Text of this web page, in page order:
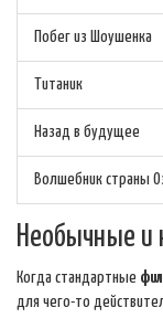
Побег из Шоушенка
Титаник
Назад в будущее
Волшебник страны
Необычные
Когда стандартные
для чего-то